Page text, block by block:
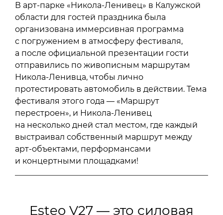
В арт-парке «Никола-Ленивец» в Калужской
области для гостей праздника была
организована иммерсивная программа
с погружением в атмосферу фестиваля,
а после официальной презентации гости
отправились по живописным маршрутам
Никола-Ленивца, чтобы лично
протестировать автомобиль в действии. Тема
фестиваля этого года — «Маршрут
перестроен», и Никола-Ленивец
на несколько дней стал местом, где каждый
выстраивал собственный маршрут между
арт-объектами, перформансами
и концертными площадками!
Esteo V27 — это силовая